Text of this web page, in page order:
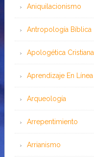
Aniquilacionismo
Antropología Bíblica
Apologética Cristiana
Aprendizaje En Línea
Arqueología
Arrepentimiento
Arrianismo